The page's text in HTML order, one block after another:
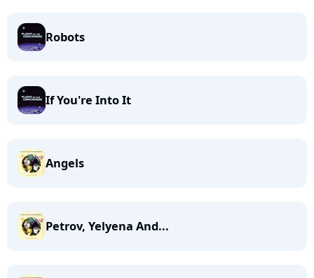
Robots
If You're Into It
Angels
Petrov, Yelyena And...